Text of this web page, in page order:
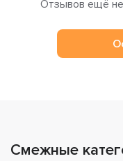
Отзывов ещё
Смежные